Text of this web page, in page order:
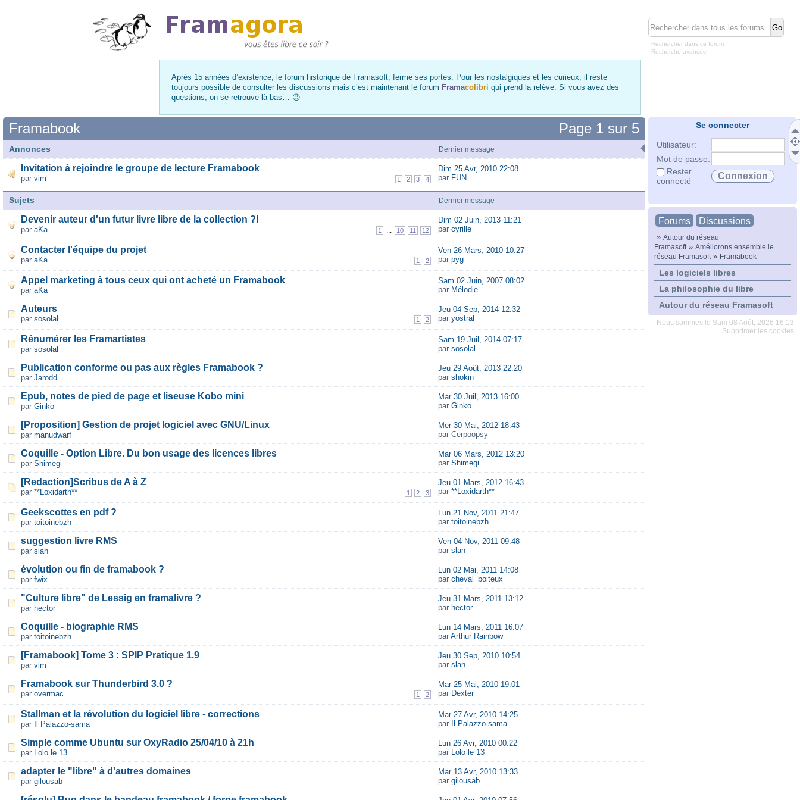
Rechercher dans ce forum
Recherche avancée
Après 15 années d’existence, le forum historique de Framasoft, ferme ses portes. Pour les nostalgiques et les curieux, il reste
toujours possible de consulter les discussions mais c’est maintenant le forum Framacolibri qui prend la relève. Si vous avez des
questions, on se retrouve là-bas… 😉
Se connecter
Utilisateur:
Mot de passe:
Rester
connecté
Forums Discussions
» Autour du réseau
Framasoft» Améliorons ensemble le
réseau Framasoft» Framabook
Les logiciels libres
La philosophie du libre
Autour du réseau Framasoft
Nous sommes le Sam 08 Août, 2026 16:13
Supprimer les cookies
Page 1 sur 5
Framabook
Annonces Dernier message
Invitation à rejoindre le groupe de lecture Framabook
1 2 3 4
par vim
Dim 25 Avr, 2010 22:08
par FUN
Sujets Dernier message
Devenir auteur d'un futur livre libre de la collection ?!
1 ... 10 11 12
par aKa
Dim 02 Juin, 2013 11:21
par cyrille
Contacter l'équipe du projet
1 2
par aKa
Ven 26 Mars, 2010 10:27
par pyg
Appel marketing à tous ceux qui ont acheté un Framabook
par aKa
Sam 02 Juin, 2007 08:02
par Mélodie
Auteurs
1 2
par sosolal
Jeu 04 Sep, 2014 12:32
par yostral
Rénumérer les Framartistes
par sosolal
Sam 19 Juil, 2014 07:17
par sosolal
Publication conforme ou pas aux règles Framabook ?
par Jarodd
Jeu 29 Août, 2013 22:20
par shokin
Epub, notes de pied de page et liseuse Kobo mini
par Ginko
Mar 30 Juil, 2013 16:00
par Ginko
[Proposition] Gestion de projet logiciel avec GNU/Linux
par manudwarf
Mer 30 Mai, 2012 18:43
par Cerpoopsy
Coquille - Option Libre. Du bon usage des licences libres
par Shimegi
Mar 06 Mars, 2012 13:20
par Shimegi
[Redaction]Scribus de A à Z
1 2 3
par **Loxidarth**
Jeu 01 Mars, 2012 16:43
par **Loxidarth**
Geekscottes en pdf ?
par toitoinebzh
Lun 21 Nov, 2011 21:47
par toitoinebzh
suggestion livre RMS
par slan
Ven 04 Nov, 2011 09:48
par slan
évolution ou fin de framabook ?
par fwix
Lun 02 Mai, 2011 14:08
par cheval_boiteux
"Culture libre" de Lessig en framalivre ?
par hector
Jeu 31 Mars, 2011 13:12
par hector
Coquille - biographie RMS
par toitoinebzh
Lun 14 Mars, 2011 16:07
par Arthur Rainbow
[Framabook] Tome 3 : SPIP Pratique 1.9
par vim
Jeu 30 Sep, 2010 10:54
par slan
Framabook sur Thunderbird 3.0 ?
1 2
par overmac
Mar 25 Mai, 2010 19:01
par Dexter
Stallman et la révolution du logiciel libre - corrections
par Il Palazzo-sama
Mar 27 Avr, 2010 14:25
par
Il Palazzo-sama
Simple comme Ubuntu sur OxyRadio 25/04/10 à 21h
par Lolo le 13
Lun 26 Avr, 2010 00:22
par Lolo le 13
adapter le "libre" à d'autres domaines
par gilousab
Mar 13 Avr, 2010 13:33
par gilousab